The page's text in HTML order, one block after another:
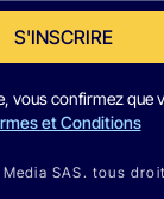
S'INSCRIRE
vous confirmez que
et Conditions
SAS. tous